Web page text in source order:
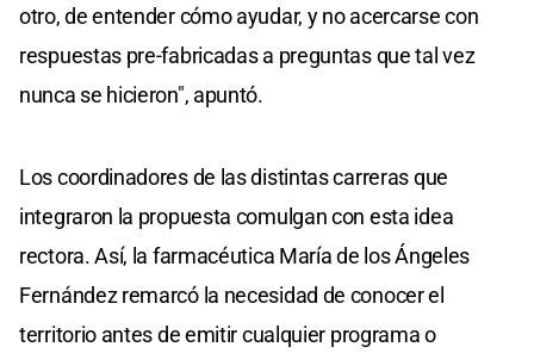
otro, de entender cómo ayudar, y no acercarse con
respuestas pre-fabricadas a preguntas que tal vez
nunca se hicieron", apuntó.
Los coordinadores de las distintas carreras que
integraron la propuesta comulgan con esta idea
rectora. Así, la farmacéutica María de los Ángeles
Fernández remarcó la necesidad de conocer el
territorio antes de emitir cualquier programa o